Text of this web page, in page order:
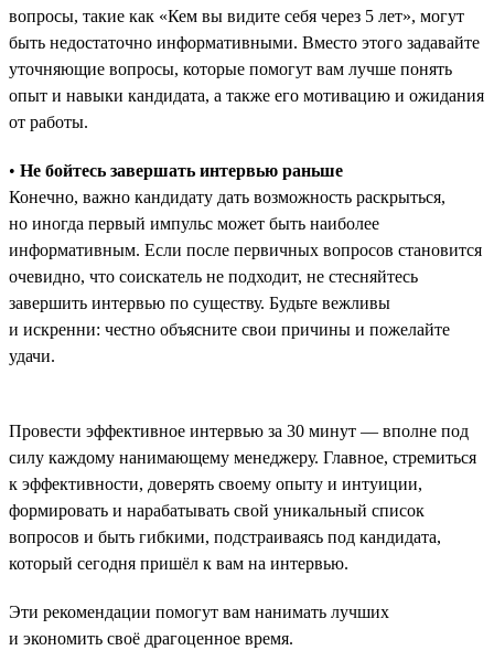
вопросы, такие как «Кем вы видите себя через 5 лет», могут
быть недостаточно информативными. Вместо этого задавайте
уточняющие вопросы, которые помогут вам лучше понять
опыт и навыки кандидата, а также его мотивацию и ожидания
от работы.
• Не бойтесь завершать интервью раньше
Конечно, важно кандидату дать возможность раскрыться,
но иногда первый импульс может быть наиболее
информативным. Если после первичных вопросов становится
очевидно, что соискатель не подходит, не стесняйтесь
завершить интервью по существу. Будьте вежливы
и искренни: честно объясните свои причины и пожелайте
удачи.
Провести эффективное интервью за 30 минут — вполне под
силу каждому нанимающему менеджеру. Главное, стремиться
к эффективности, доверять своему опыту и интуиции,
формировать и нарабатывать свой уникальный список
вопросов и быть гибкими, подстраиваясь под кандидата,
который сегодня пришёл к вам на интервью.
Эти рекомендации помогут вам нанимать лучших
и экономить своё драгоценное время.